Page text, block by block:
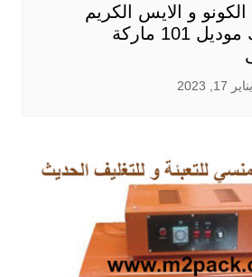
و الايس الكريم
بسلوفان شرنك موديل 101 ماركة
يناير 17, 2023